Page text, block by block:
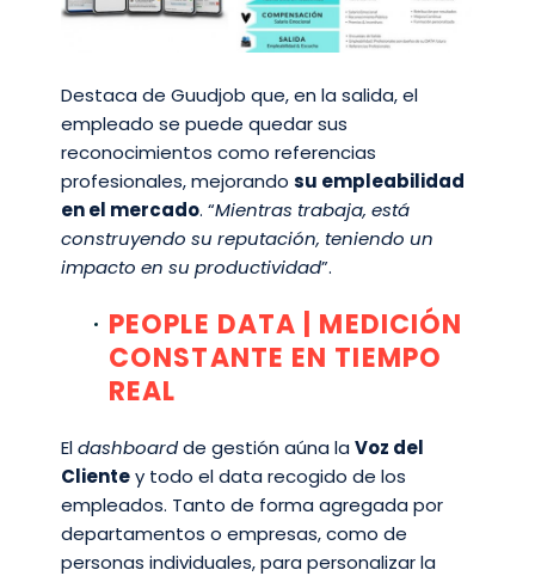
Destaca de Guudjob que, en la salida, el
empleado se puede quedar sus
reconocimientos como referencias
profesionales, mejorando su empleabilidad
en el mercado. “Mientras trabaja, está
construyendo su reputación, teniendo un
impacto en su productividad”.
PEOPLE DATA | MEDICIÓN
CONSTANTE EN TIEMPO
REAL
Eldashboardde gestión aúna la Voz del
Clientey todo el data recogido de los
empleados. Tanto de forma agregada por
departamentos o empresas, como de
personas individuales, para personalizar la